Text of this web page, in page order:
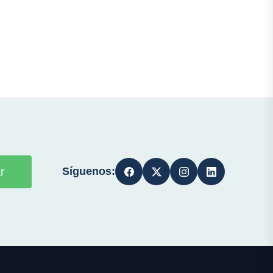
Síguenos: